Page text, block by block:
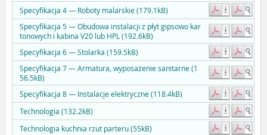
Specyfikacja 4 — Roboty malarskie (179.1kB)
Specyfikacja 5 — Obudowa instalacji z płyt gipsowo kar
tonowych i kabina V20 lub HPL (192.6kB)
Specyfikacja 6 — Stolarka (159.5kB)
Specyfikacja 7 — Armatura, wyposażenie sanitarne (1
56.5kB)
Specyfikacja 8 — Instalacje elektryczne (118.4kB)
Technologia (132.2kB)
Technologia kuchnia rzut parteru (55kB)